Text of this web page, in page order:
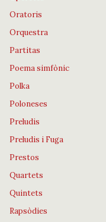
Oratoris
Orquestra
Partitas
Poema simfònic
Polka
Poloneses
Preludis
Preludis i Fuga
Prestos
Quartets
Quintets
Rapsòdies